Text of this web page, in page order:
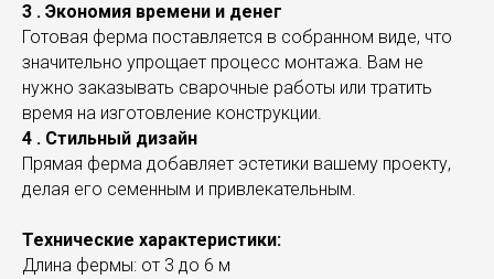
3 . Экономия времени и денег
Готовая ферма поставляется в собранном виде, что
значительно упрощает процесс монтажа. Вам не
нужно заказывать сварочные работы или тратить
время на изготовление конструкции.
4 . Стильный дизайн
Прямая ферма добавляет эстетики вашему проекту,
делая его семенным и привлекательным.
Технические характеристики:
Длина фермы: от 3 до 6 м